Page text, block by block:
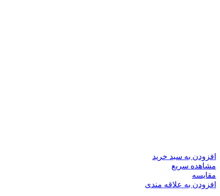
افزودن به سبد خرید
مشاهده سریع
مقایسه
افزودن به علاقه مندی